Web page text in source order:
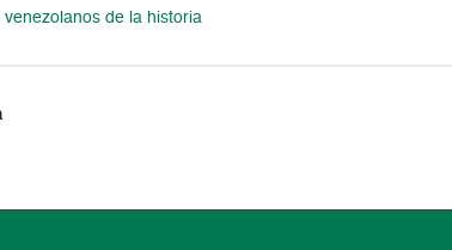
venezolanos de la historia